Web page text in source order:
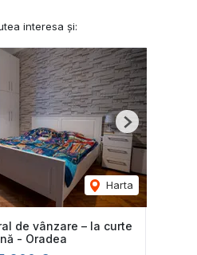
interesa și:
Harta
Next
de vânzare – la curte
- Oradea